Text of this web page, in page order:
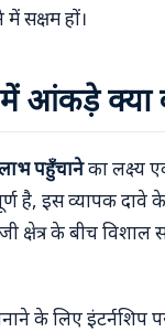
में सक्षम हों।
में आंकड़े
पहुँचानेका लक्ष्य
है, इस व्यापक दावे
क्षेत्र के बीच
के लिए इंटर्नशिप